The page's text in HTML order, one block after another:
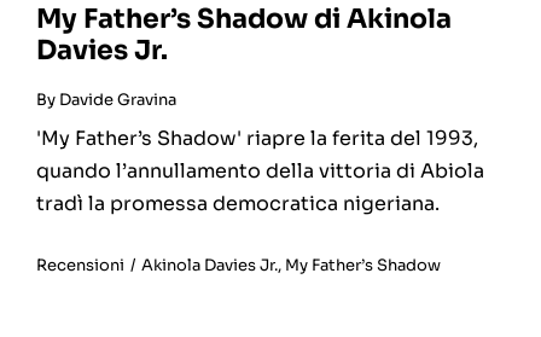
My Father’s Shadow di Akinola
Davies Jr.
By Davide Gravina
'My Father’s Shadow' riapre la ferita del 1993,
quando l’annullamento della vittoria di Abiola
tradì la promessa democratica nigeriana.
Recensioni / Akinola Davies Jr., My Father’s Shadow